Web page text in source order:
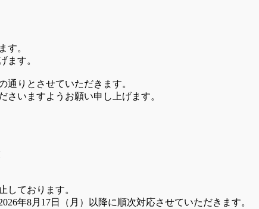
す。
ます。
通りとさせていただきます。
さいますようお願い申し上げます。
しております。
年8月17日（月）以降に順次対応させていただきます。